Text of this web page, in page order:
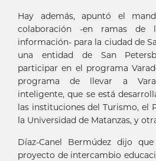
Hay además, apuntó el
colaboración -en ramas de
información- para la ciudad de
una entidad de San
participar en el programa
programa de llevar a
inteligente, que se está
las instituciones del Turismo, el
la Universidad de Matanzas, y
Díaz-Canel Bermúdez dijo
proyecto de intercambio